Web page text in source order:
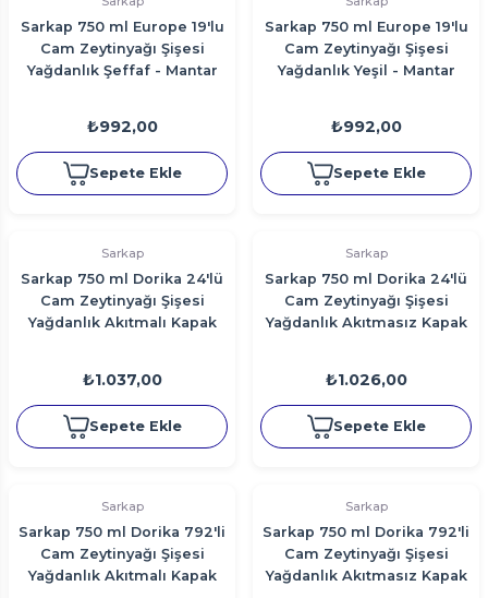
Sarkap 750 ml Europe 19'lu
Cam Zeytinyağı Şişesi
Yağdanlık Şeffaf - Mantar
₺992,00
Sepete Ekle
Sarkap 750 ml Europe 19'lu
Cam Zeytinyağı Şişesi
Yağdanlık Yeşil - Mantar
₺992,00
Sepete Ekle
Sarkap
Sarkap 750 ml Dorika 24'lü
Cam Zeytinyağı Şişesi
Yağdanlık Akıtmalı Kapak
₺1.037,00
Sepete Ekle
Sarkap
Sarkap 750 ml Dorika 24'lü
Cam Zeytinyağı Şişesi
Yağdanlık Akıtmasız Kapak
₺1.026,00
Sepete Ekle
Sarkap
Sarkap 750 ml Dorika 792'li
Cam Zeytinyağı Şişesi
Yağdanlık Akıtmalı Kapak
Sarkap
Sarkap 750 ml Dorika 792'li
Cam Zeytinyağı Şişesi
Yağdanlık Akıtmasız Kapak